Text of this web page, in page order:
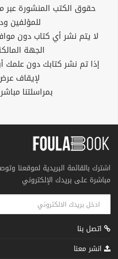
حقوق الكتب المنشورة
للمؤلفين
لا يتم نشر أي كتاب دون
الجهة
إذا تم نشر كتابك دون علمك
لإيقاف
بمراسلتنا
اشترك بالقائمة البريدية لموقعنا
مباشرة على بريدك الإلكتروني
اتصل بنا
انشر معنا